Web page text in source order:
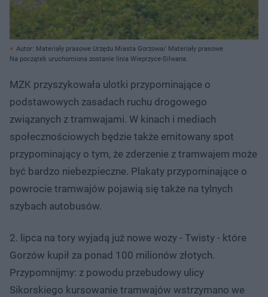
Autor: Materiały prasowe Urzędu Miasta Gorzowa/ Materiały prasowe
Na początek uruchomiona zostanie linia Wieprzyce-Silwana.
MZK przyszykowała ulotki przypominające o
podstawowych zasadach ruchu drogowego
związanych z tramwajami. W kinach i mediach
społecznościowych będzie także emitowany spot
przypominający o tym, że zderzenie z tramwajem może
być bardzo niebezpieczne. Plakaty przypominające o
powrocie tramwajów pojawią się także na tylnych
szybach autobusów.
2. lipca na tory wyjadą już nowe wozy - Twisty - które
Gorzów kupił za ponad 100 milionów złotych.
Przypomnijmy: z powodu przebudowy ulicy
Sikorskiego kursowanie tramwajów wstrzymano we